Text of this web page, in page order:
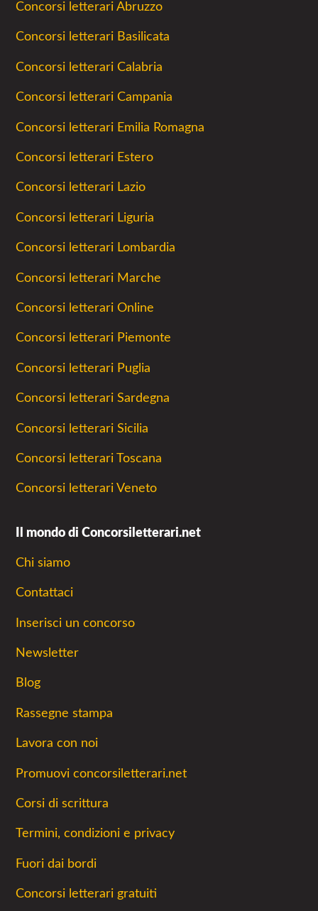
Concorsi letterari Abruzzo
Concorsi letterari Basilicata
Concorsi letterari Calabria
Concorsi letterari Campania
Concorsi letterari Emilia Romagna
Concorsi letterari Estero
Concorsi letterari Lazio
Concorsi letterari Liguria
Concorsi letterari Lombardia
Concorsi letterari Marche
Concorsi letterari Online
Concorsi letterari Piemonte
Concorsi letterari Puglia
Concorsi letterari Sardegna
Concorsi letterari Sicilia
Concorsi letterari Toscana
Concorsi letterari Veneto
Il mondo di Concorsiletterari.net
Chi siamo
Contattaci
Inserisci un concorso
Newsletter
Blog
Rassegne stampa
Lavora con noi
Promuovi concorsiletterari.net
Corsi di scrittura
Termini, condizioni e privacy
Fuori dai bordi
Concorsi letterari gratuiti